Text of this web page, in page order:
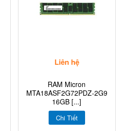
Liên hệ
RAM Micron
MTA18ASF2G72PDZ-2G9
16GB [...]
Chi Tiết